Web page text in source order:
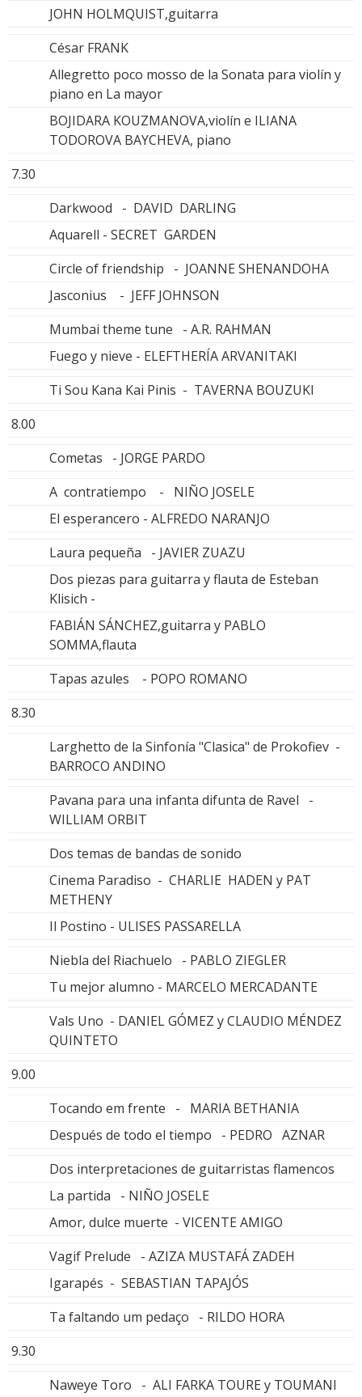
JOHN HOLMQUIST,guitarra
César FRANK
Allegretto poco mosso de la Sonata para violín y
piano en La mayor
BOJIDARA KOUZMANOVA,violín e ILIANA
TODOROVA BAYCHEVA, piano
7.30
Darkwood - DAVID DARLING
Aquarell - SECRET GARDEN
Circle of friendship - JOANNE SHENANDOHA
Jasconius - JEFF JOHNSON
Mumbai theme tune - A.R. RAHMAN
Fuego y nieve - ELEFTHERÍA ARVANITAKI
Ti Sou Kana Kai Pinis - TAVERNA BOUZUKI
8.00
Cometas - JORGE PARDO
A contratiempo - NIÑO JOSELE
El esperancero - ALFREDO NARANJO
Laura pequeña - JAVIER ZUAZU
Dos piezas para guitarra y flauta de Esteban
Klisich -
FABIÁN SÁNCHEZ,guitarra y PABLO
SOMMA,flauta
Tapas azules - POPO ROMANO
8.30
Larghetto de la Sinfonía "Clasica" de Prokofiev -
BARROCO ANDINO
Pavana para una infanta difunta de Ravel -
WILLIAM ORBIT
Dos temas de bandas de sonido
Cinema Paradiso - CHARLIE HADEN y PAT
METHENY
Il Postino - ULISES PASSARELLA
Niebla del Riachuelo - PABLO ZIEGLER
Tu mejor alumno - MARCELO MERCADANTE
Vals Uno - DANIEL GÓMEZ y CLAUDIO MÉNDEZ
QUINTETO
9.00
Tocando em frente - MARIA BETHANIA
Después de todo el tiempo - PEDRO AZNAR
Dos interpretaciones de guitarristas flamencos
La partida - NIÑO JOSELE
Amor, dulce muerte - VICENTE AMIGO
Vagif Prelude - AZIZA MUSTAFÁ ZADEH
Igarapés - SEBASTIAN TAPAJÓS
Ta faltando um pedaço - RILDO HORA
9.30
Naweye Toro - ALI FARKA TOURE y TOUMANI